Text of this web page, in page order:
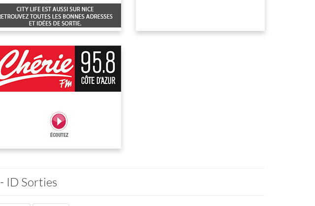
- ID Sorties